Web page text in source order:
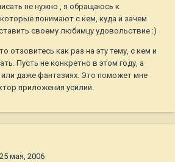
не нужно , я обращаюсь к
понимают с кем, куда и зачем
своему любимцу удовольствие :)
отзовитесь как раз на эту тему, с кем и
Пусть не конкретно в этом году, а
даже фантазиях. Это поможет мне
приложения усилий.
25 мая, 2006